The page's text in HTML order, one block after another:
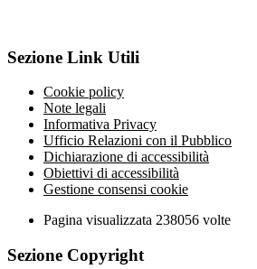
Sezione Link Utili
Cookie policy
Note legali
Informativa Privacy
Ufficio Relazioni con il Pubblico
Dichiarazione di accessibilità
Obiettivi di accessibilità
Gestione consensi cookie
Pagina visualizzata 238056 volte
Sezione Copyright